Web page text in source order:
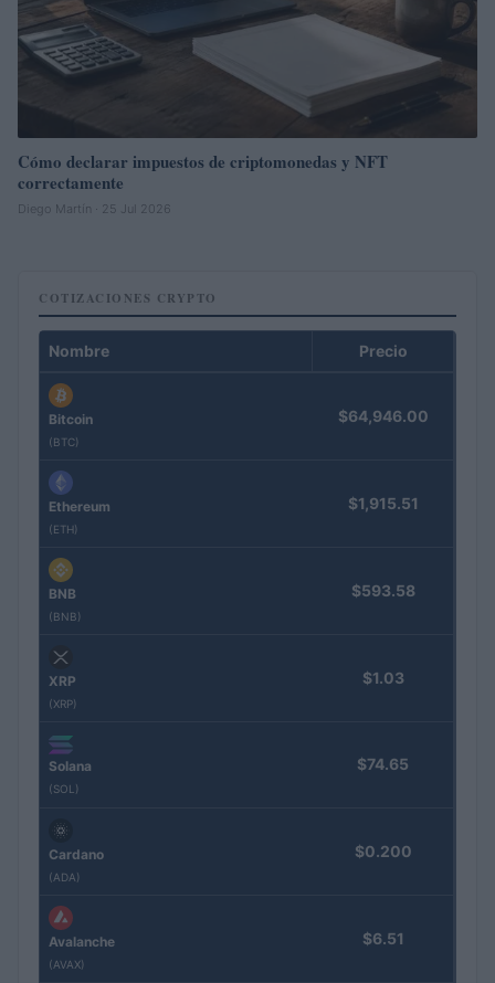
Cómo declarar impuestos de criptomonedas y NFT
correctamente
Diego Martín · 25 Jul 2026
COTIZACIONES CRYPTO
Nombre Precio
Bitcoin
(BTC)
$64,946.00
Ethereum
(ETH)
$1,915.51
BNB
(BNB)
$593.58
XRP
(XRP)
$1.03
Solana
(SOL)
$74.65
Cardano
(ADA)
$0.200
Avalanche
(AVAX)
$6.51